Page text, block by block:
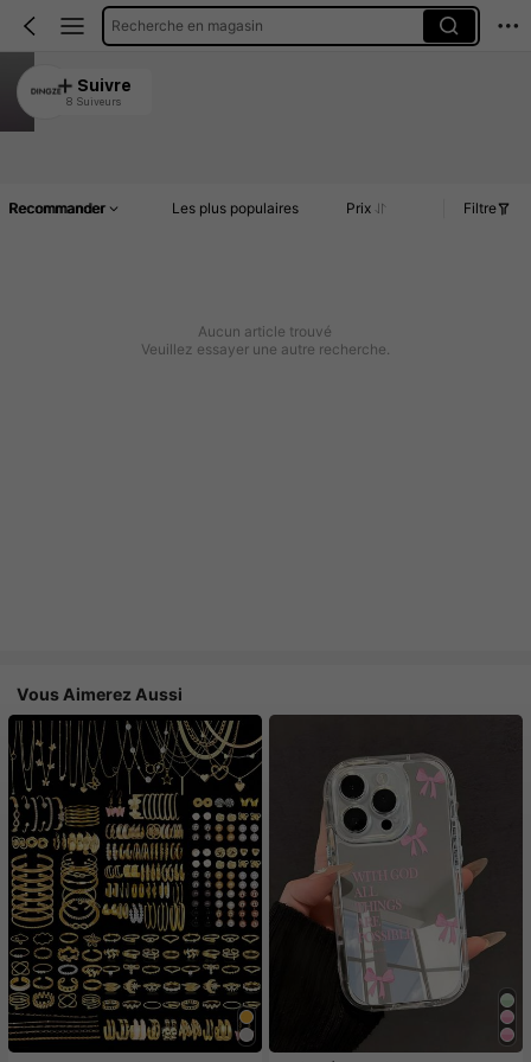
Recherche en magasin
DINGZE
4.96
Suivre
8 Suiveurs
Recommander Les plus populaires Prix Filtre
Aucun article trouvé
Veuillez essayer une autre recherche.
Vous Aimerez Aussi